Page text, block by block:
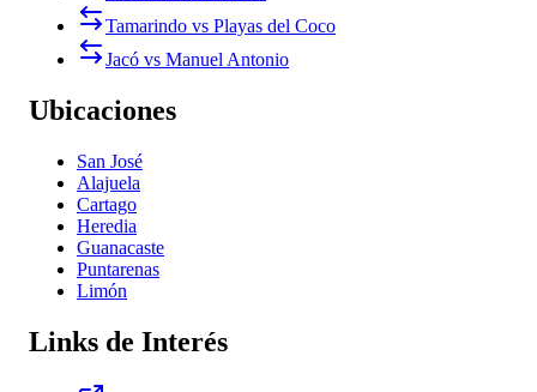
Tamarindo vs Playas del Coco
Jacó vs Manuel Antonio
Ubicaciones
San José
Alajuela
Cartago
Heredia
Guanacaste
Puntarenas
Limón
Links de Interés